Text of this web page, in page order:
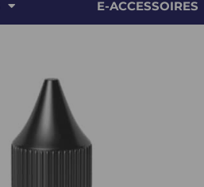
E-ACCESSOIRES